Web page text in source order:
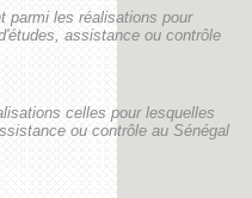
parmi les réalisations pour
assistance ou contrôle
celles pour lesquelles
ou contrôle au Sénégal